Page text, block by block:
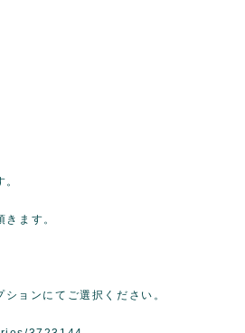
ます。
ョンにてご選択ください。